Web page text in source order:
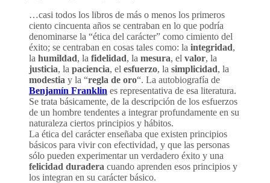
…casi todos los libros de más o menos los primeros
ciento cincuenta años se centraban en lo que podría
denominarse la “ética del carácter” como cimiento del
éxito; se centraban en cosas tales como: la integridad,
la humildad, la fidelidad, la mesura, el valor, la
justicia, la paciencia, el esfuerzo, la simplicidad, la
modestia y la “regla de oro“. La autobiografía de
Benjamín Franklin es representativa de esa literatura.
Se trata básicamente, de la descripción de los esfuerzos
de un hombre tendentes a integrar profundamente en su
naturaleza ciertos principios y hábitos.
La ética del carácter enseñaba que existen principios
básicos para vivir con efectividad, y que las personas
sólo pueden experimentar un verdadero éxito y una
felicidad duradera cuando aprenden esos principios y
los integran en su carácter básico.